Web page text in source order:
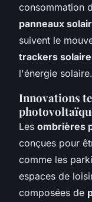
consommation
panneaux
suivent le
trackers
l'énergie solaire.
Innovations
Les ombrières
conçues pour
comme les
espaces de
composées de